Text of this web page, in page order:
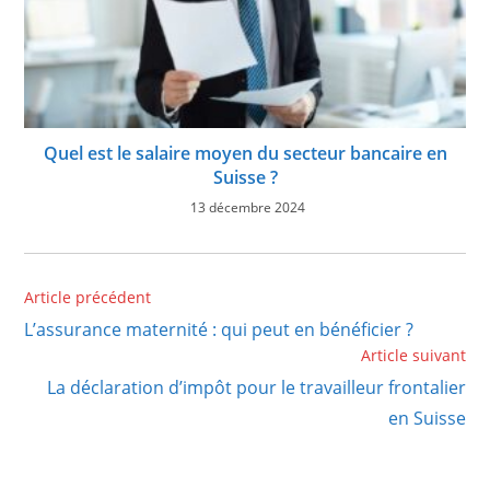
Quel est le salaire moyen du secteur bancaire en
Suisse ?
13 décembre 2024
Read
articles
Article précédent
L’assurance maternité : qui peut en bénéficier ?
Article suivant
La déclaration d’impôt pour le travailleur frontalier
en Suisse